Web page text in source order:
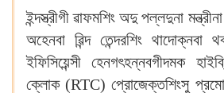
ইন্দস্ত্রীগী ৱাফমশিং অদু পল্লদুনা
অহেনবা ৱিন্দ তেন্দরশিং থাদোক্নবা
ইফিসিয়েন্সী হেনগৎহন্নবগীদমক
ক্লোক (RTC) প্রোজেক্তশিংসু